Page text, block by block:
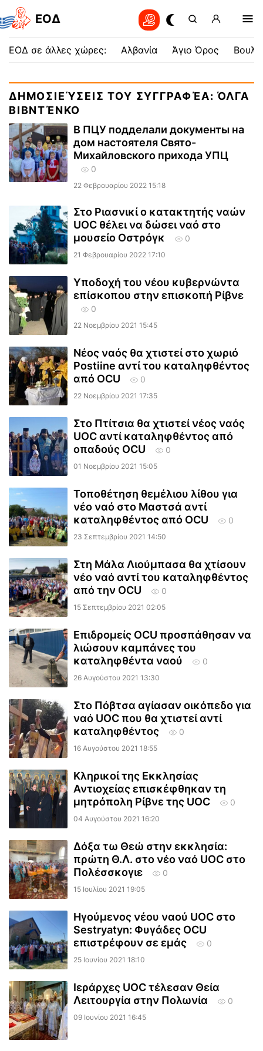
EOΔ
ΕΟΔ σε άλλες χώρες: Αλβανία Άγιο Όρος
ΔΗΜΟΣΙΕΎΣΕΙΣ ΤΟΥ ΣΥΓΓΡΑΦΈΑ: ΌΛΓΑ
ΒΙΒΝΤΈΝΚΟ
В ПЦУ подделали документы на
дом настоятеля Свято-
Михайловского прихода УПЦ
0
22 Φεβρουαρίου 2022 15:18
Στο Ριασνικί ο κατακτητής ναών
UOC θέλει να δώσει ναό στο
μουσείο Οστρόγκ
0
21 Φεβρουαρίου 2022 17:10
Υποδοχή του νέου κυβερνώντα
επίσκοπου στην επισκοπή Ρίβνε
0
22 Νοεμβρίου 2021 15:45
Νέος ναός θα χτιστεί στο χωριό
Postiine αντί του καταληφθέντος
από OCU
0
22 Νοεμβρίου 2021 17:35
Στο Πτίτσια θα χτιστεί νέος ναός
UOC αντί καταληφθέντος από
οπαδούς OCU
0
01 Νοεμβρίου 2021 15:05
Τοποθέτηση θεμέλιου λίθου για
νέο ναό στο Μαστσά αντί
καταληφθέντος από OCU
0
23 Σεπτεμβρίου 2021 14:50
Στη Μάλα Λιούμπασα θα χτίσουν
νέο ναό αντί του καταληφθέντος
από την OCU
0
15 Σεπτεμβρίου 2021 02:05
Επιδρομείς OCU προσπάθησαν να
λιώσουν καμπάνες του
καταληφθέντα ναού
0
26 Αυγούστου 2021 13:30
Στο Πόβτσα αγίασαν οικόπεδο για
ναό UOC που θα χτιστεί αντί
καταληφθέντος
0
16 Αυγούστου 2021 18:55
Κληρικοί της Εκκλησίας
Αντιοχείας επισκέφθηκαν τη
μητρόπολη Ρίβνε της UOC
0
04 Αυγούστου 2021 16:20
Δόξα τω Θεώ στην εκκλησία:
πρώτη Θ.Λ. στο νέο ναό UOC στο
Πολέσσκογιε
0
15 Ιουλίου 2021 19:05
Ηγούμενος νέου ναού UOC στο
Sestryatyn: Φυγάδες OCU
επιστρέφουν σε εμάς
0
25 Ιουνίου 2021 18:10
Ιεράρχες UOC τέλεσαν Θεία
Λειτουργία στην Πολωνία
0
09 Ιουνίου 2021 16:45